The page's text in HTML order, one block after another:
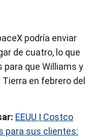
podría enviar
de cuatro, lo que
para que Williams y
en febrero del
EEUU | Costco
para sus clientes: